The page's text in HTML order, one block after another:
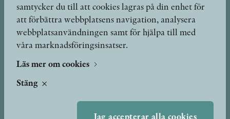
Utmärkelser & Format
Utmärkelser
Övriga format
samtycker du till att cookies lagras på din enhet för
att förbättra webbplatsens navigation, analysera
webbplatsanvändningen samt för hjälpa till med
våra marknadsföringsinsatser.
Läs mer om cookies
Stäng
Jag accepterar alla cookies